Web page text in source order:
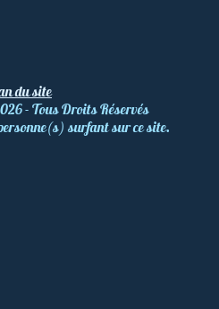
du site
- Tous Droits Réservés
surfant sur ce site.